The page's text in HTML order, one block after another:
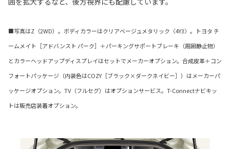
■写真はZ（2WD）。ボディカラーはクリアベージュメタリック〈4Y3〉。トヨタ チ
ームメイト［アドバンスト パーク］＋パーキングサポートブレーキ（周囲静止物）
とカラーヘッドアップディスプレイはセットでメーカーオプション。合成皮革＋コン
フォートパッケージ（内装色はCOZY［ブラック×ダークネイビー］）はメーカーパ
ッケージオプション。TV（フルセグ）はオプションサービス。T-Connectナビキッ
トは販売店装着オプション。